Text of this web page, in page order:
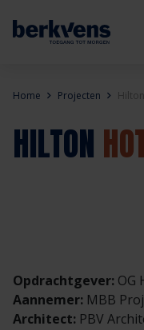
Deuren
Diensten
Technische
Eengezinswoning
Prefab woning
Aannemer
Handelspartner
Inbraakwerend
Rookwerend
Duurzaamheid
mijndeur.nl
Verkooppunten
Veelgestelde vragen
Blog
GND Garantiedeuren
Werken bij Berkvens
Home Projecten
HILTON
Opdrachtgever: OG
Aannemer: MBB
Architect: PBV